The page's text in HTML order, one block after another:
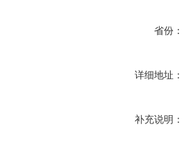
省份：
详细地址：
补充说明：